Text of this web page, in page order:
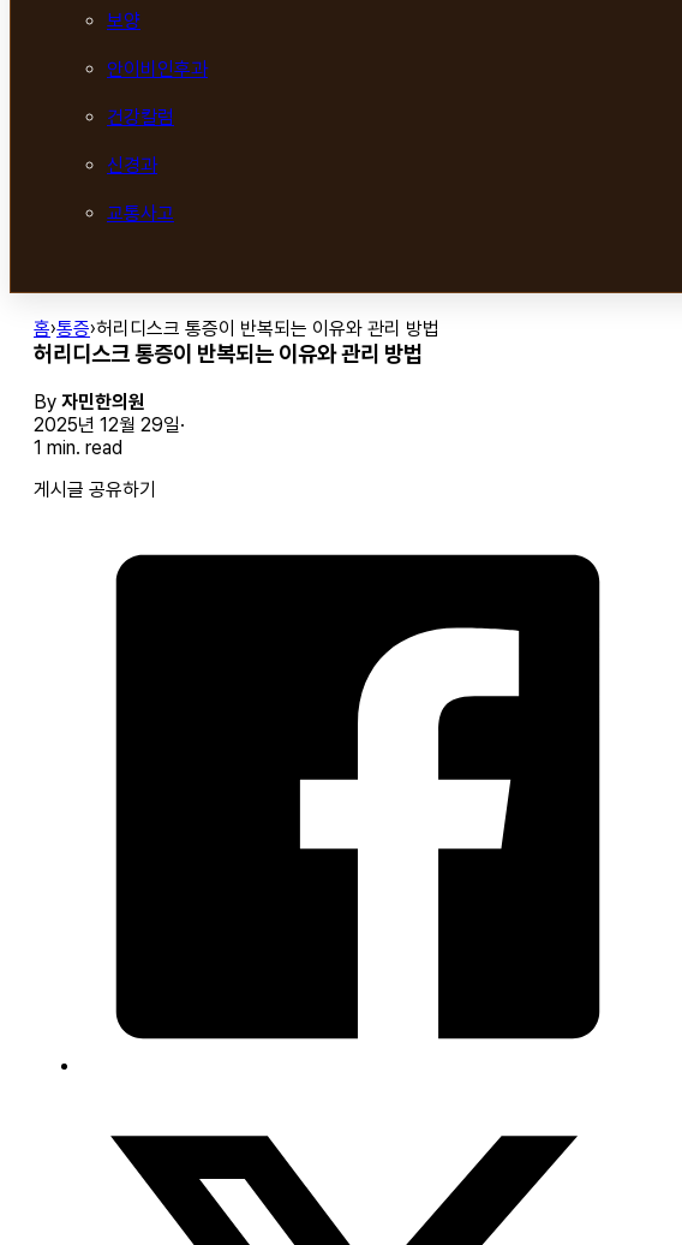
보양
안이비인후과
건강칼럼
신경과
교통사고
홈›통증›허리디스크 통증이 반복되는 이유와 관리 방법
허리디스크 통증이 반복되는 이유와 관리 방법
By 자민한의원
2025년 12월 29일
1 min. read
게시글 공유하기